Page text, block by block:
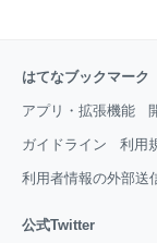
はてなブックマーク
アプリ・拡張機能
ガイドライン 利用
利用者情報の外部送
公式Twitter